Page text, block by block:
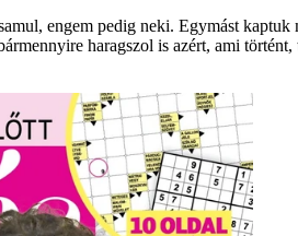
engem pedig neki. Egymást
haragszol is azért, ami